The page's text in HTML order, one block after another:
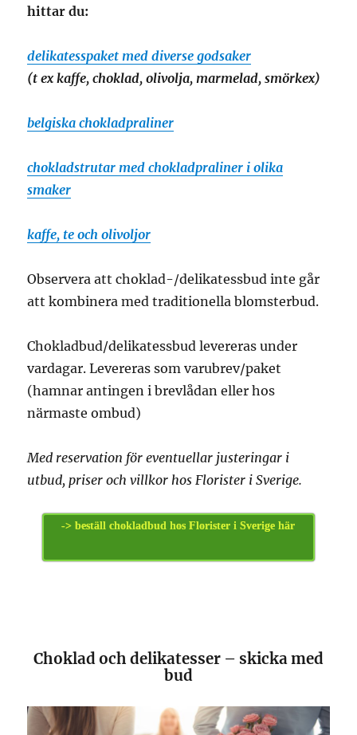
hittar du:
delikatesspaket med diverse godsaker
(t ex kaffe, choklad, olivolja, marmelad, smörkex)
belgiska chokladpraliner
chokladstrutar med chokladpraliner i olika
smaker
kaffe, te och olivoljor
Observera att choklad-/delikatessbud inte går
att kombinera med traditionella blomsterbud.
Chokladbud/delikatessbud levereras under
vardagar. Levereras som varubrev/paket
(hamnar antingen i brevlådan eller hos
närmaste ombud)
Med reservation för eventuellar justeringar i
utbud, priser och villkor hos Florister i Sverige.
-> beställ chokladbud hos Florister i Sverige här
Choklad och delikatesser – skicka med
bud